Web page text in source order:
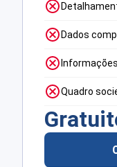
Dados
Quadro